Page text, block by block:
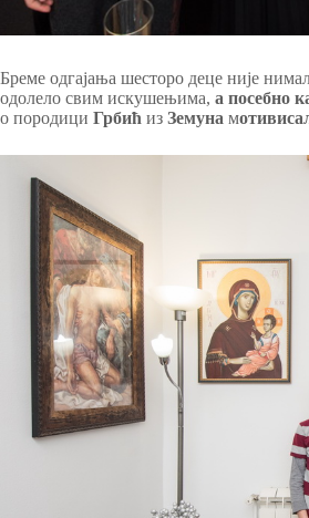
Бреме одгајања шесторо деце није
одолело свим искушењима, а посебно
о породици Грбић из Земуна м